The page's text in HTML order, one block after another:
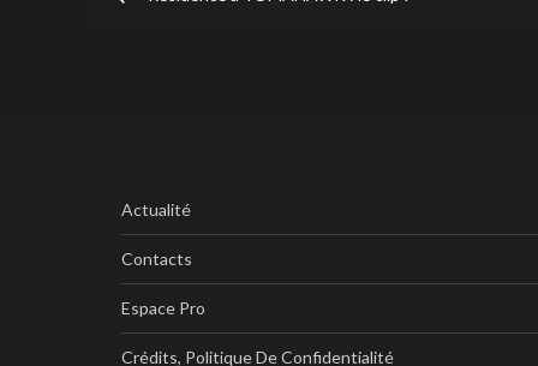
Actualité
Contacts
Espace Pro
Crédits, Politique De Confidentialité